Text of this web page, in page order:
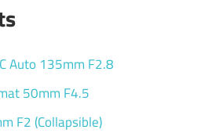
Auto 135mm F2.8
50mm F4.5
F2 (Collapsible)